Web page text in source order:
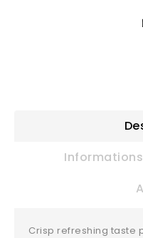
Crisp refreshing taste